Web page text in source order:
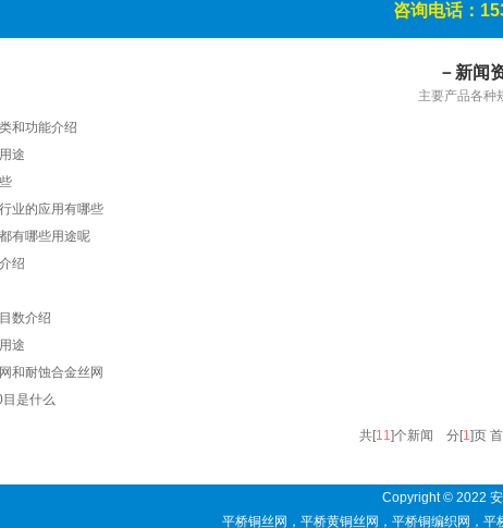
咨询电话：
－新闻
主要产品各种
和功能介绍
途
业的应用有哪些
有哪些用途呢
绍
数介绍
途
和耐蚀合金丝网
是什么
共[11]个新闻 分[1]页
Copyright © 2022
平桥铜丝网 ， 平桥黄铜丝网 ， 平桥铜编织网 ， 平